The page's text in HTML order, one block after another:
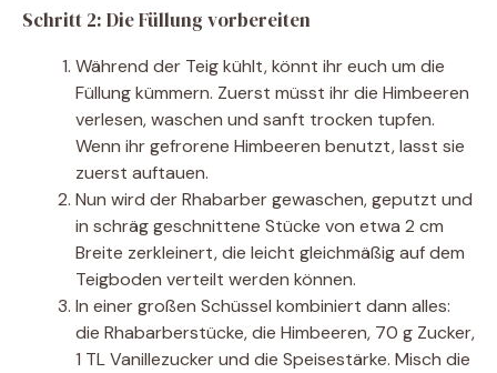
Schritt 2: Die Füllung vorbereiten
Während der Teig kühlt, könnt ihr euch um die
Füllung kümmern. Zuerst müsst ihr die Himbeeren
verlesen, waschen und sanft trocken tupfen.
Wenn ihr gefrorene Himbeeren benutzt, lasst sie
zuerst auftauen.
Nun wird der Rhabarber gewaschen, geputzt und
in schräg geschnittene Stücke von etwa 2 cm
Breite zerkleinert, die leicht gleichmäßig auf dem
Teigboden verteilt werden können.
In einer großen Schüssel kombiniert dann alles:
die Rhabarberstücke, die Himbeeren, 70 g Zucker,
1 TL Vanillezucker und die Speisestärke. Misch die